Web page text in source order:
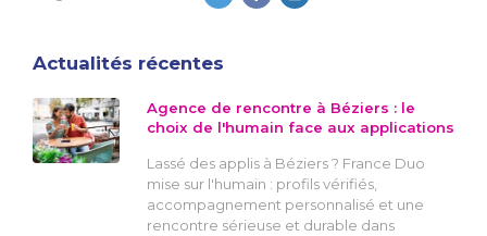
Actualités récentes
Agence de rencontre à Béziers : le
choix de l'humain face aux applications
Lassé des applis à Béziers ? France Duo
mise sur l'humain : profils vérifiés,
accompagnement personnalisé et une
rencontre sérieuse et durable dans